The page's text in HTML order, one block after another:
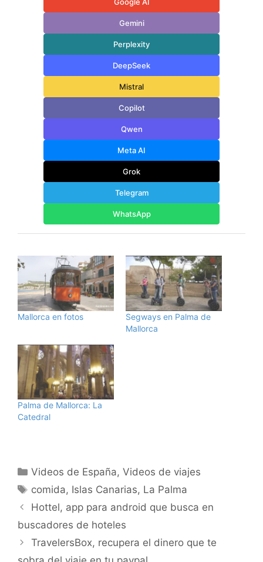
Gemini
Perplexity
DeepSeek
Mistral
Copilot
Qwen
Meta AI
Grok
Telegram
WhatsApp
Mallorca en fotos
Segways en Palma de
Mallorca
Palma de Mallorca: La
Catedral
Categorías
Videos de España,Videos de viajes
Etiquetas
comida, Islas Canarias, La Palma
Hottel, app para android que busca en
buscadores de hoteles
TravelersBox, recupera el dinero que te